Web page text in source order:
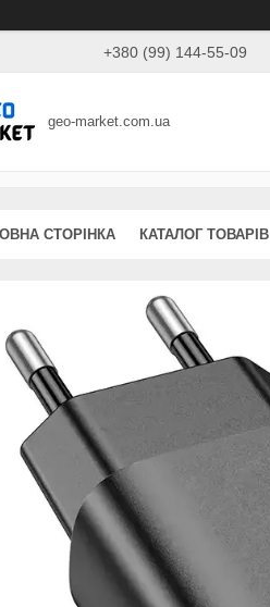
+380 (99) 144-55-09
geo-market.com.ua
СТОРІНКА КАТАЛОГ ТОВАРІВ